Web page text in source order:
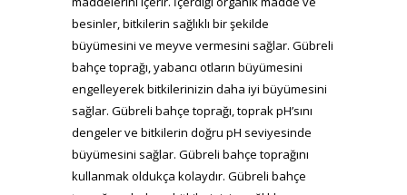
besinler, bitkilerin sağlıklı bir şekilde
büyümesini ve meyve vermesini sağlar. Gübreli
bahçe toprağı, yabancı otların büyümesini
engelleyerek bitkilerinizin daha iyi büyümesini
sağlar. Gübreli bahçe toprağı, toprak pH’sını
dengeler ve bitkilerin doğru pH seviyesinde
büyümesini sağlar. Gübreli bahçe toprağını
kullanmak oldukça kolaydır. Gübreli bahçe